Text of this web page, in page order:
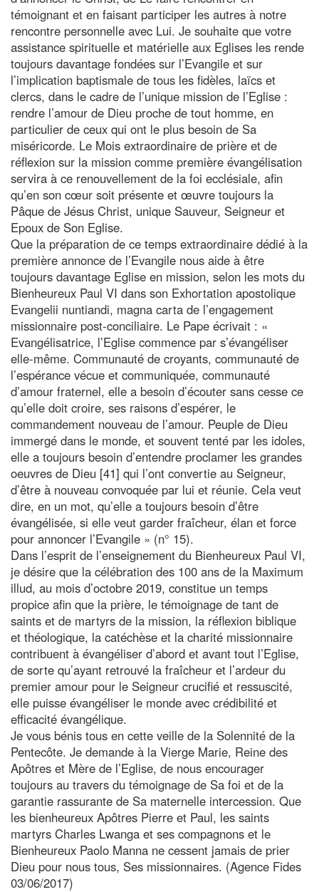
témoignant et en faisant participer les autres à notre
rencontre personnelle avec Lui. Je souhaite que votre
assistance spirituelle et matérielle aux Eglises les rende
toujours davantage fondées sur l’Evangile et sur
l’implication baptismale de tous les fidèles, laïcs et
clercs, dans le cadre de l’unique mission de l’Eglise :
rendre l’amour de Dieu proche de tout homme, en
particulier de ceux qui ont le plus besoin de Sa
miséricorde. Le Mois extraordinaire de prière et de
réflexion sur la mission comme première évangélisation
servira à ce renouvellement de la foi ecclésiale, afin
qu’en son cœur soit présente et œuvre toujours la
Pâque de Jésus Christ, unique Sauveur, Seigneur et
Epoux de Son Eglise.
Que la préparation de ce temps extraordinaire dédié à la
première annonce de l’Evangile nous aide à être
toujours davantage Eglise en mission, selon les mots du
Bienheureux Paul VI dans son Exhortation apostolique
Evangelii nuntiandi, magna carta de l’engagement
missionnaire post-conciliaire. Le Pape écrivait : «
Evangélisatrice, l’Eglise commence par s’évangéliser
elle-même. Communauté de croyants, communauté de
l’espérance vécue et communiquée, communauté
d’amour fraternel, elle a besoin d’écouter sans cesse ce
qu’elle doit croire, ses raisons d’espérer, le
commandement nouveau de l’amour. Peuple de Dieu
immergé dans le monde, et souvent tenté par les idoles,
elle a toujours besoin d’entendre proclamer les grandes
oeuvres de Dieu [41] qui l’ont convertie au Seigneur,
d’être à nouveau convoquée par lui et réunie. Cela veut
dire, en un mot, qu’elle a toujours besoin d’être
évangélisée, si elle veut garder fraîcheur, élan et force
pour annoncer l’Evangile » (n° 15).
Dans l’esprit de l’enseignement du Bienheureux Paul VI,
je désire que la célébration des 100 ans de la Maximum
illud, au mois d’octobre 2019, constitue un temps
propice afin que la prière, le témoignage de tant de
saints et de martyrs de la mission, la réflexion biblique
et théologique, la catéchèse et la charité missionnaire
contribuent à évangéliser d’abord et avant tout l’Eglise,
de sorte qu’ayant retrouvé la fraîcheur et l’ardeur du
premier amour pour le Seigneur crucifié et ressuscité,
elle puisse évangéliser le monde avec crédibilité et
efficacité évangélique.
Je vous bénis tous en cette veille de la Solennité de la
Pentecôte. Je demande à la Vierge Marie, Reine des
Apôtres et Mère de l’Eglise, de nous encourager
toujours au travers du témoignage de Sa foi et de la
garantie rassurante de Sa maternelle intercession. Que
les bienheureux Apôtres Pierre et Paul, les saints
martyrs Charles Lwanga et ses compagnons et le
Bienheureux Paolo Manna ne cessent jamais de prier
Dieu pour nous tous, Ses missionnaires. (Agence Fides
03/06/2017)